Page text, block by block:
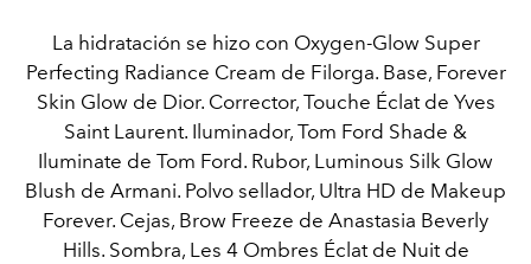
La hidratación se hizo con Oxygen-Glow Super
Perfecting Radiance Cream de Filorga. Base, Forever
Skin Glow de Dior. Corrector, Touche Éclat de Yves
Saint Laurent. Iluminador, Tom Ford Shade &
Iluminate de Tom Ford. Rubor, Luminous Silk Glow
Blush de Armani. Polvo sellador, Ultra HD de Makeup
Forever. Cejas, Brow Freeze de Anastasia Beverly
Hills. Sombra, Les 4 Ombres Éclat de Nuit de